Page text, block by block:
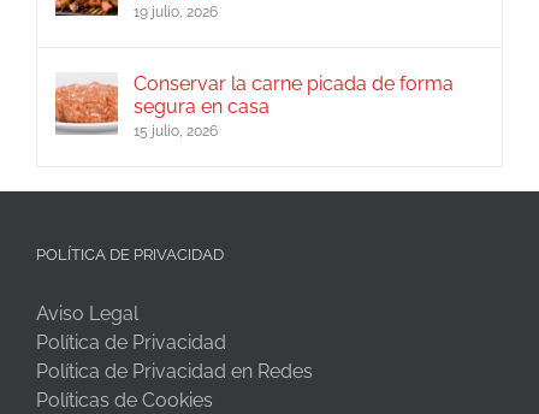
19 julio, 2026
Conservar la carne picada de forma
segura en casa
15 julio, 2026
POLÍTICA DE PRIVACIDAD
Aviso Legal
Política de Privacidad
Política de Privacidad en Redes
Políticas de Cookies